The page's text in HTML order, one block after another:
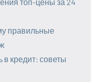
топ-цены за 24
правильные
в кредит: советы